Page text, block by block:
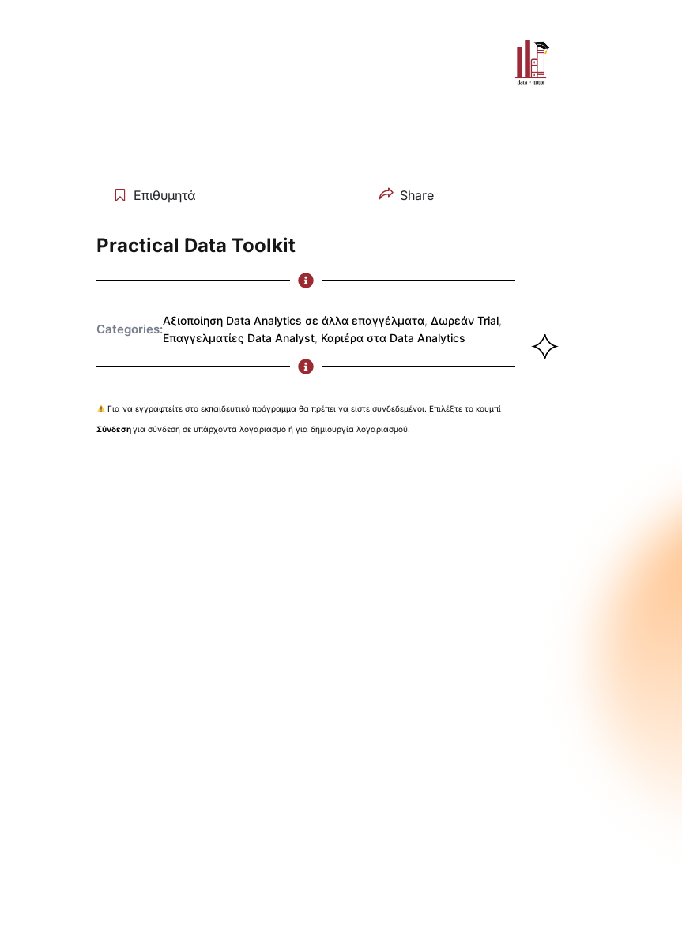
Επιθυμητά Share
Practical Data Toolkit
Categories:
Αξιοποίηση Data Analytics σε άλλα επαγγέλματα, Δωρεάν Trial,
Επαγγελματίες Data Analyst, Καριέρα στα Data Analytics
Για να εγγραφτείτε στο εκπαιδευτικό πρόγραμμα θα πρέπει να είστε συνδεδεμένοι. Επιλέξτε το κουμπί
Σύνδεσηγια σύνδεση σε υπάρχοντα λογαριασμό ή για δημιουργία λογαριασμού.